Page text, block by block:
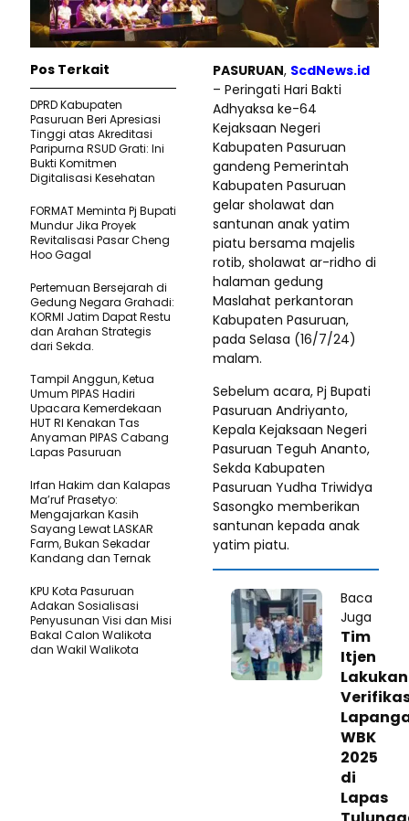
PASURUAN, ScdNews.id
– Peringati Hari Bakti
Adhyaksa ke-64
Kejaksaan Negeri
Kabupaten Pasuruan
gandeng Pemerintah
Kabupaten Pasuruan
gelar sholawat dan
santunan anak yatim
piatu bersama majelis
rotib, sholawat ar-ridho di
halaman gedung
Maslahat perkantoran
Kabupaten Pasuruan,
pada Selasa (16/7/24)
malam.
Sebelum acara, Pj Bupati
Pasuruan Andriyanto,
Kepala Kejaksaan Negeri
Pasuruan Teguh Ananto,
Sekda Kabupaten
Pasuruan Yudha Triwidya
Sasongko memberikan
santunan kepada anak
yatim piatu.
Baca
Juga
Tim
Itjen
Lakukan
WBK
2025
di
Lapas
Pos Terkait
DPRD Kabupaten
Pasuruan Beri Apresiasi
Tinggi atas Akreditasi
Paripurna RSUD Grati: Ini
Bukti Komitmen
Digitalisasi Kesehatan
FORMAT Meminta Pj Bupati
Mundur Jika Proyek
Revitalisasi Pasar Cheng
Hoo Gagal
‎Pertemuan Bersejarah di
Gedung Negara Grahadi:
KORMI Jatim Dapat Restu
dan Arahan Strategis
dari Sekda.
Tampil Anggun, Ketua
Umum PIPAS Hadiri
Upacara Kemerdekaan
HUT RI Kenakan Tas
Anyaman PIPAS Cabang
Lapas Pasuruan
‎Irfan Hakim dan Kalapas
Ma’ruf Prasetyo:
Mengajarkan Kasih
Sayang Lewat LASKAR
Farm, Bukan Sekadar
Kandang dan Ternak
KPU Kota Pasuruan
Adakan Sosialisasi
Penyusunan Visi dan Misi
Bakal Calon Walikota
dan Wakil Walikota